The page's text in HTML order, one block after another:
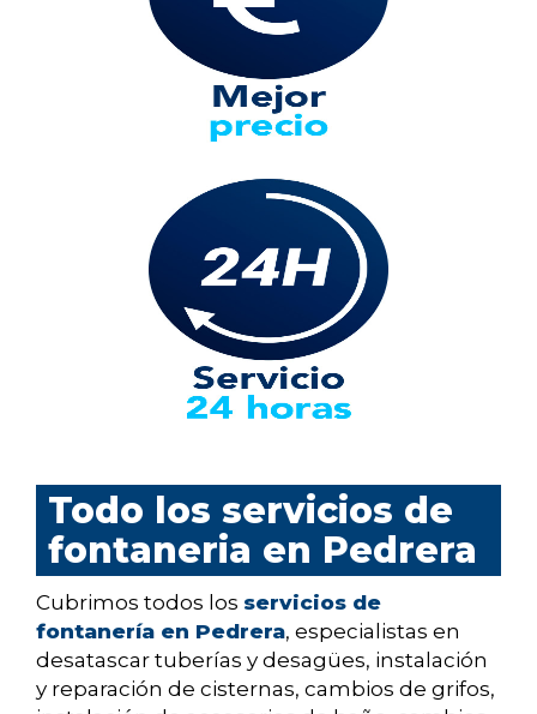
Todo los servicios de
fontaneria en Pedrera
Cubrimos todos los servicios de
fontanería en Pedrera, especialistas en
desatascar tuberías y desagües, instalación
y reparación de cisternas, cambios de grifos,